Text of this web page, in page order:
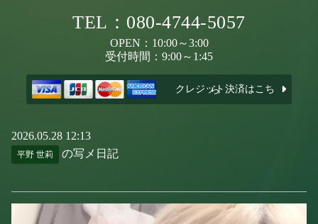
TEL：080-4744-5057
OPEN：10:00～3:00
受付時間：9:00～1:45
クレジット決済はこちら
2026.05.28 12:13
平野 世莉 の写メ日記